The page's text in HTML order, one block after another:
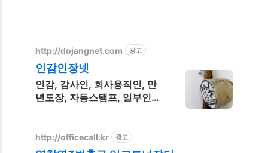
http://dojangnet.com 광고
인감인장넷
인감, 감사인, 회사용직인, 만
년도장, 자동스탬프, 일부인,
http://officecall.kr 광고